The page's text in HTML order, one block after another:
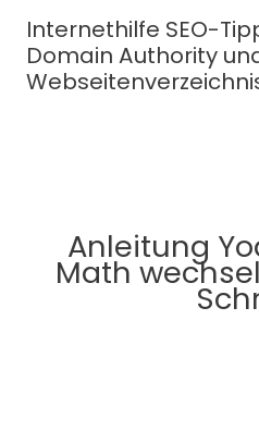
Inhalt
springen
Internethilfe SEO-
Domain Authority
Anleitung
Math